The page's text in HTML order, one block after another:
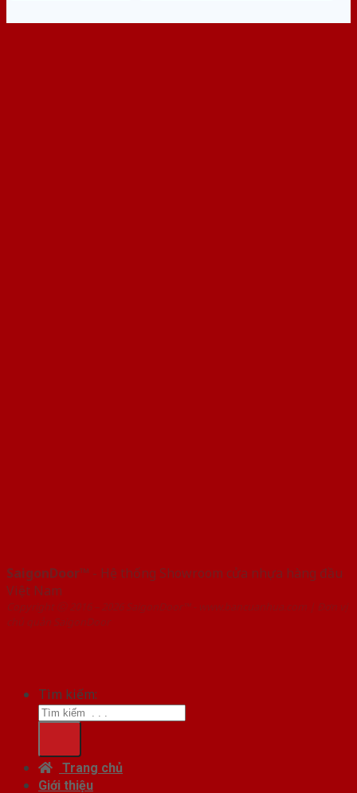
SaigonDoor™ - Hệ thống Showroom cửa nhựa hàng đầu
Việt Nam
Copyright ⓒ 2016 – 2026 SaigonDoor™ - www.bancuanhua.com | Đơn vị
chủ quản SaigonDoor
Tìm kiếm:
Trang chủ
Giới thiệu